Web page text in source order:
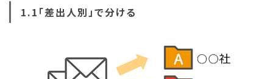
1.1「差出人別」で分ける